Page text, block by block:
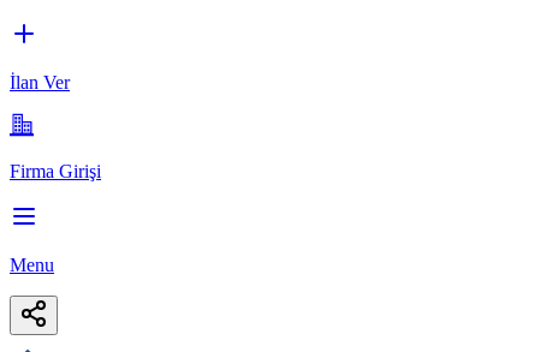
İlan Ver
Firma Girişi
Menu